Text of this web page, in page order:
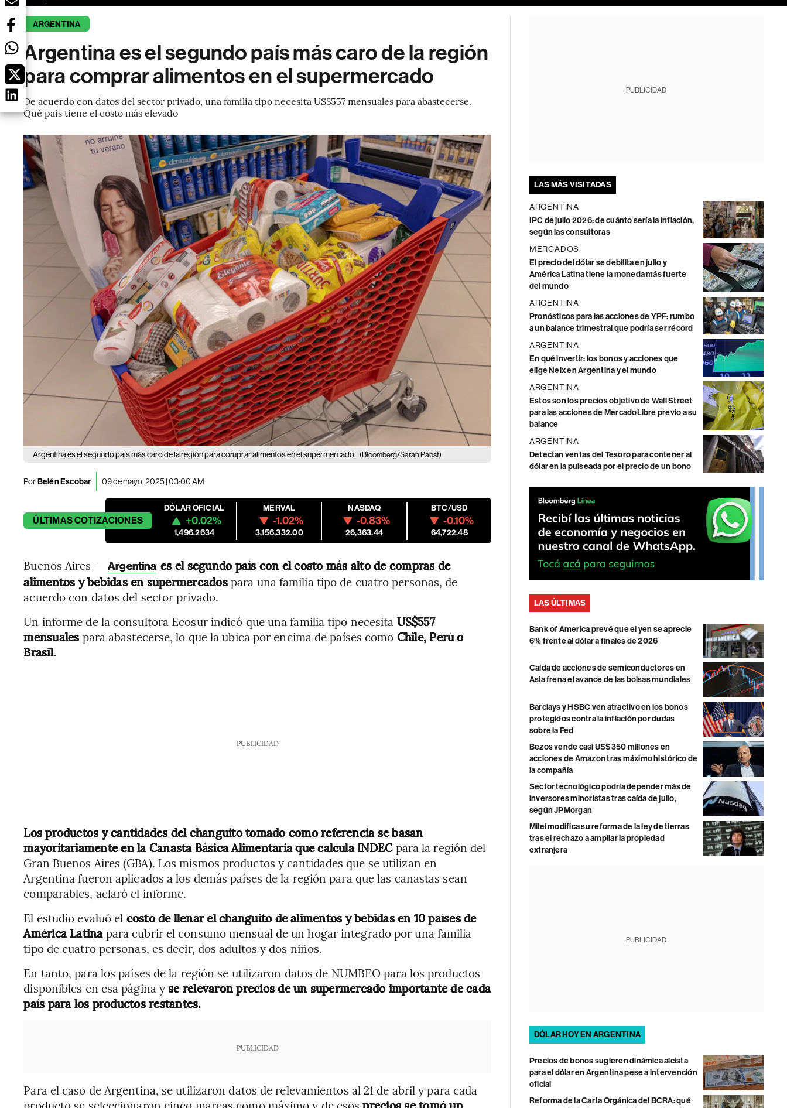
ARGENTINA
Argentina es el segundo país más caro de la región
para comprar alimentos en el supermercado
De acuerdo con datos del sector privado, una familia tipo necesita US$557 mensuales para abastecerse.
Qué país tiene el costo más elevado
Argentina es el segundo país más caro de la región para comprar alimentos en el supermercado. (Bloomberg/Sarah Pabst)
PorBelén Escobar 09 de mayo, 2025 | 03:00 AM
ÚLTIMASCOTIZACIONES
DÓLAR OFICIAL
+0.02%
1,496.2634
MERVAL
-1.02%
3,156,332.00
NASDAQ
-0.83%
26,363.44
BTC/USD
-0.10%
64,722.48
Buenos Aires — Argentina es el segundo país con el costo más alto de compras de
alimentos y bebidasen supermercadospara una familia tipo de cuatro personas, de
acuerdo con datos del sector privado.
Un informe de la consultora Ecosur indicó que una familia tipo necesita US$557
mensuales para abastecerse, lo que la ubica por encima de países como Chile, Perú o
Brasil.
PUBLICIDAD
Los productos y cantidades del changuito tomado como referencia se basan
mayoritariamente en la Canasta Básica Alimentaria que calcula INDECpara la región del
Gran Buenos Aires (GBA). Los mismos productos y cantidades que se utilizan en
Argentina fueron aplicados a los demás países de la región para que las canastas sean
comparables, aclaró el informe.
El estudio evaluó el costo de llenar el changuito de alimentos y bebidas en 10 países de
América Latinapara cubrir el consumo mensual de un hogar integrado por una familia
tipo de cuatro personas, es decir, dos adultos y dos niños.
En tanto, para los países de la región se utilizaron datos de NUMBEO para los productos
disponibles en esa página y se relevaron precios de un supermercado importante de cada
país para los productos restantes.
PUBLICIDAD
Para el caso de Argentina, se utilizaron datos de relevamientos al 21 de abril y para cada
PUBLICIDAD
LAS MÁS VISITADAS
ARGENTINA
IPC de julio 2026: de cuánto sería la inflación,
según las consultoras
MERCADOS
El precio del dólar se debilita en julio y
América Latina tiene la moneda más fuerte
del mundo
ARGENTINA
Pronósticos para las acciones de YPF: rumbo
a un balance trimestral que podría ser récord
ARGENTINA
En qué invertir: los bonos y acciones que
elige Neix en Argentina y el mundo
ARGENTINA
Estos son los precios objetivo de Wall Street
para las acciones de MercadoLibre previo a su
balance
ARGENTINA
Detectan ventas del Tesoro para contener al
dólar en la pulseada por el precio de un bono
LAS ÚLTIMAS
Bank of America prevé que el yen se aprecie
6% frente al dólar a finales de 2026
Caída de acciones de semiconductores en
Asia frena el avance de las bolsas mundiales
Barclays y HSBC ven atractivo en los bonos
protegidos contra la inflación por dudas
sobre la Fed
Bezos vende casi US$350 millones en
acciones de Amazon tras máximo histórico de
la compañía
Sector tecnológico podría depender más de
inversores minoristas tras caída de julio,
según JPMorgan
Milei modifica su reforma de la ley de tierras
tras el rechazo a ampliar la propiedad
extranjera
PUBLICIDAD
DÓLAR HOY EN ARGENTINA
Precios de bonos sugieren dinámica alcista
para el dólar en Argentina pese a intervención
oficial
Reforma de la Carta Orgánica del BCRA: qué